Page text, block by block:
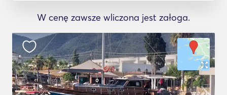
W cenę zawsze wliczona jest załoga.